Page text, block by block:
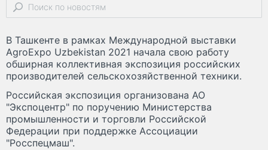
В Ташкенте в рамках Международной выставки
AgroExpo Uzbekistan 2021 начала свою работу
обширная коллективная экспозиция российских
производителей сельскохозяйственной техники.
Российская экспозиция организована АО
"Экспоцентр" по поручению Министерства
промышленности и торговли Российской
Федерации при поддержке Ассоциации
"Росспецмаш".